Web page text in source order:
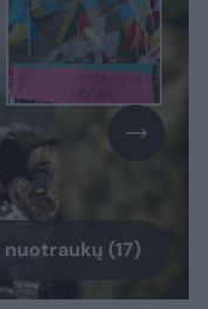
nuotraukų (17)